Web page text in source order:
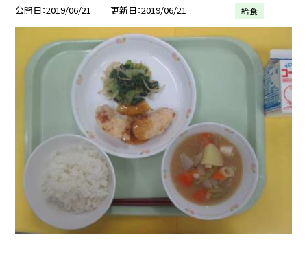
公開日 2019/06/21 更新日 2019/06/21 給食